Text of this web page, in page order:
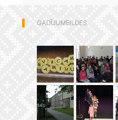
GADĪJUMBILDES